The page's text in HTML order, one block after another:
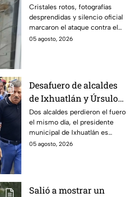
memorial de
desaparecidos en
Veracruz en medio de
crisis
Cristales rotos, fotografías
desprendidas y silencio oficial
marcaron el ataque contra el
memorial de desaparecidos,
05 agosto, 2026
Desafuero de alcaldes
de Ixhuatlán y Úrsulo
Galván: uno de ellos
está implicado en el
asesinato de la
periodista Roxana
Dos alcaldes perdieron el fuero
el mismo día, el presidente
municipal de Ixhuatlán es
investigado por el secuestro y
05 agosto, 2026
Salió a mostrar un